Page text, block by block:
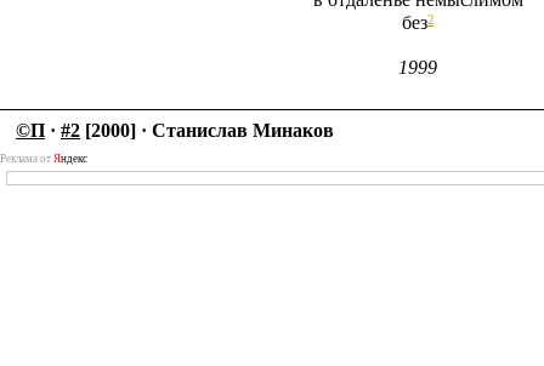
без2
1999
©П · #2 [2000] · Станислав Минаков
Реклама от Яндекс